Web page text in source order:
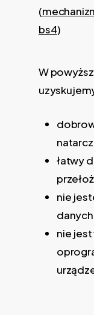
(
bs4)
W
łatwy
nie
nie